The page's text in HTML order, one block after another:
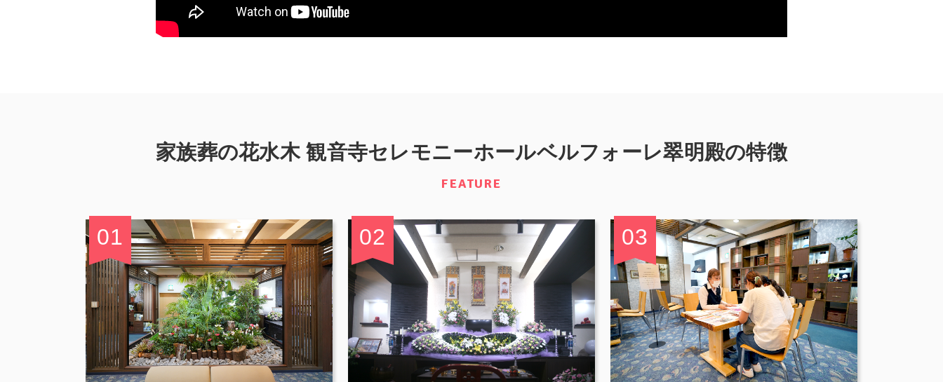
家族葬の花水木 観音寺セレモニーホールベルフォーレ翠明殿の特徴
FEATURE